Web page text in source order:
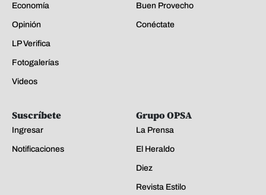
Economía
Opinión
LP Verifica
Fotogalerías
Videos
Buen Provecho
Conéctate
Suscríbete
Ingresar
Notificaciones
Grupo OPSA
La Prensa
El Heraldo
Diez
Revista Estilo